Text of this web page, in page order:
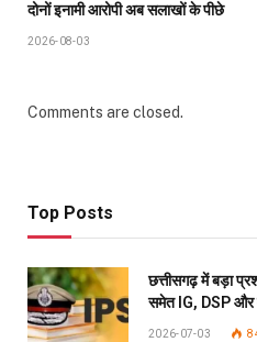
दोनों इनामी आरोपी अब सलाखों के पीछे
2026-08-03
Comments are closed.
Top Posts
छत्तीसगढ़ में बड़ा
समेत IG, DSP और
2026-07-03